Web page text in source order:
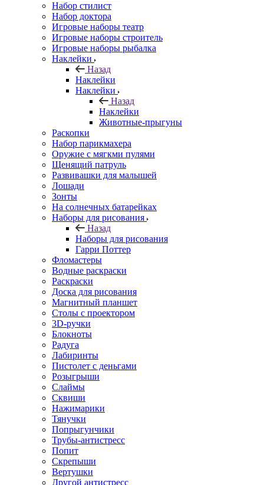
Набор стилист
Набор доктора
Игровые наборы театр
Игровые наборы строитель
Игровые наборы рыбалка
Наклейки
Назад
Наклейки
Наклейки
Назад
Наклейки
Животные-прыгуны
Раскопки
Набор парикмахера
Оружие с мягкми пулями
Щенящий патруль
Развивашки для малышей
Лошади
Зонты
На солнечных батарейках
Наборы для рисования
Назад
Наборы для рисования
Гарри Поттер
Фломастеры
Водные раскраски
Раскраски
Доска для рисования
Магнитный планшет
Столы с проектором
3D-ручки
Блокноты
Радуга
Лабиринты
Пистолет с деньгами
Розыгрыши
Слаймы
Сквиши
Нажимарики
Тянучки
Попрыгунчики
Трубы-антистресс
Попит
Скрепыши
Вертушки
Другой антистресс